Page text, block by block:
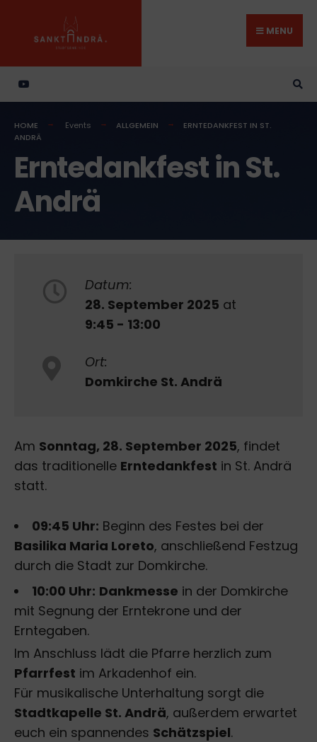
content
MENU
HOME Events ALLGEMEIN
ERNTEDANKFEST IN ST.
ANDRÄ
Erntedankfest in St.
Andrä
Datum:
28. September 2025 at
9:45 - 13:00
Ort:
Domkirche St. Andrä
Am Sonntag, 28. September 2025, findet
das traditionelle Erntedankfest in St. Andrä
statt.
09:45 Uhr: Beginn des Festes bei der
Basilika Maria Loreto, anschließend Festzug
durch die Stadt zur Domkirche.
10:00 Uhr: Dankmesse in der Domkirche
mit Segnung der Erntekrone und der
Erntegaben.
Im Anschluss lädt die Pfarre herzlich zum
Pfarrfest im Arkadenhof ein.
Für musikalische Unterhaltung sorgt die
Stadtkapelle St. Andrä, außerdem erwartet
euch ein spannendes Schätzspiel.